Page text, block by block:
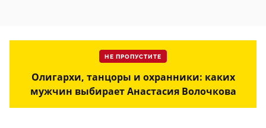
НЕ ПРОПУСТИТЕ
Олигархи, танцоры и охранники: каких
мужчин выбирает Анастасия Волочкова